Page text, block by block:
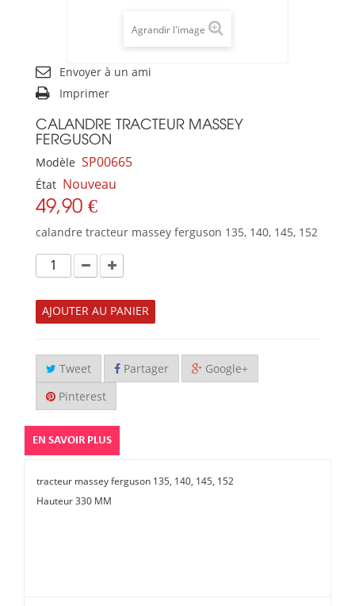
Agrandir l'image
Envoyer à un ami
Imprimer
CALANDRE TRACTEUR MASSEY
FERGUSON
Modèle SP00665
État Nouveau
49,90 €
calandre tracteur massey ferguson 135, 140, 145, 152
AJOUTER AU PANIER
Tweet Partager Google+
Pinterest
EN SAVOIR PLUS
tracteur massey ferguson 135, 140, 145, 152
Hauteur 330 MM